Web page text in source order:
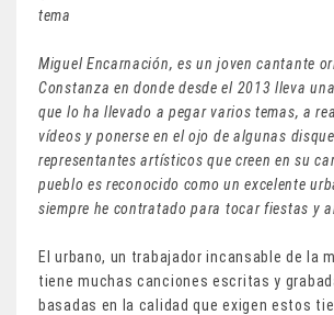
tema
Miguel Encarnación, es un joven cantante
Constanza en donde desde el 2013 lleva
que lo ha llevado a pegar varios temas, a
vídeos y ponerse en el ojo de algunas
representantes artísticos que creen en su
pueblo es reconocido como un excelente
siempre he contratado para tocar fiestas y
El urbano, un trabajador incansable de la
tiene muchas canciones escritas y
basadas en la calidad que exigen estos